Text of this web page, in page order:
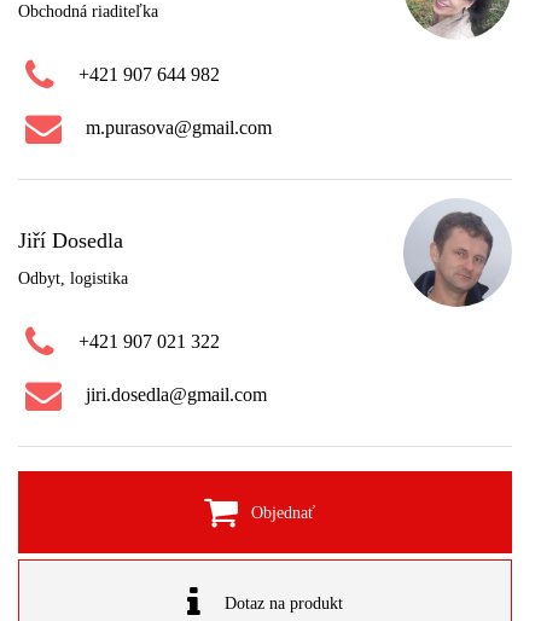
Obchodná riaditeľka
+421 907 644 982
m.purasova@gmail.com
Jiří Dosedla
Odbyt, logistika
+421 907 021 322
jiri.dosedla@gmail.com
Objednať
Dotaz na produkt